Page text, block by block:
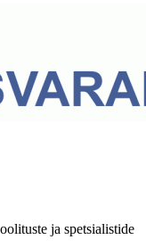
ja spetsialistide